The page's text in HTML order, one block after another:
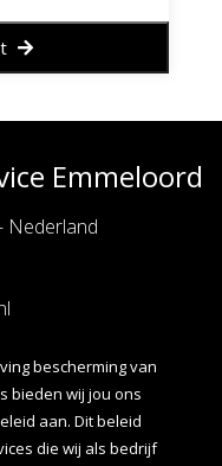
bescherming van
bieden wij jou ons
aan. Dit beleid
die wij als bedrijf
Emmeloord
Nederland